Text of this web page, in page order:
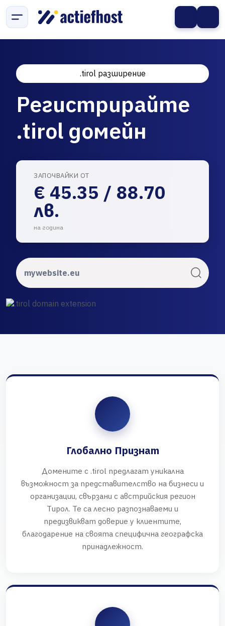
.tirol разширение
Регистрирайте
.tirol домейн
ЗАПОЧВАЙКИ ОТ
€ 45.35 / 88.70
лв.
на година
Глобално Признат
Домените с .tirol предлагат уникална
възможност за представителство на бизнеси и
организации, свързани с австрийския регион
Тирол. Те са лесно разпознаваеми и
предизвикват доверие у клиентите,
благодарение на своята специфична географска
принадлежност.